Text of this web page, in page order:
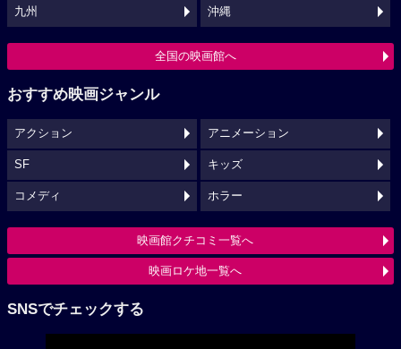
九州 沖縄
全国の映画館へ
おすすめ映画ジャンル
アクション アニメーション
SF キッズ
コメディ ホラー
映画館クチコミ一覧へ
映画ロケ地一覧へ
SNSでチェックする